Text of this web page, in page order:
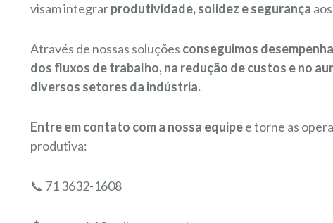
visam integrarprodutividade, solidez e segurança
Através de nossas soluções conseguimos
dos fluxos de trabalho, na redução de custos e no
diversos setores da indústria.
Entre em contato com a nossa equipee torne as
produtiva:
📞 71 3632-1608